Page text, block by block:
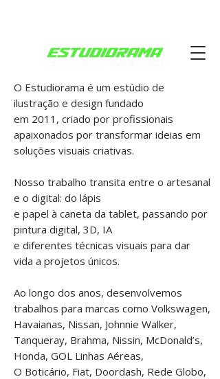
O Estudiorama é um estúdio de
ilustração e design fundado
em 2011, criado por profissionais
apaixonados por transformar ideias em
soluções visuais criativas.
Nosso trabalho transita entre o artesanal
e o digital: do lápis
e papel à caneta da tablet, passando por
pintura digital, 3D, IA
e diferentes técnicas visuais para dar
vida a projetos únicos.
Ao longo dos anos, desenvolvemos
trabalhos para marcas como Volkswagen,
Havaianas, Nissan, Johnnie Walker,
Tanqueray, Brahma, Nissin, McDonald’s,
Honda, GOL Linhas Aéreas,
O Boticário, Fiat, Doordash, Rede Globo,